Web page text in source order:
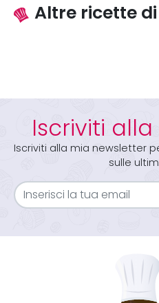
Altre ricette
Iscriviti
Iscriviti alla mia newsletter
sulle